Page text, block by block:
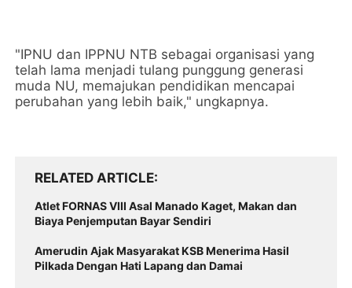
"IPNU dan IPPNU NTB sebagai organisasi yang
telah lama menjadi tulang punggung generasi
muda NU, memajukan pendidikan mencapai
perubahan yang lebih baik," ungkapnya.
RELATED ARTICLE
Atlet FORNAS VIII Asal Manado Kaget, Makan dan
Biaya Penjemputan Bayar Sendiri
Amerudin Ajak Masyarakat KSB Menerima Hasil
Pilkada Dengan Hati Lapang dan Damai